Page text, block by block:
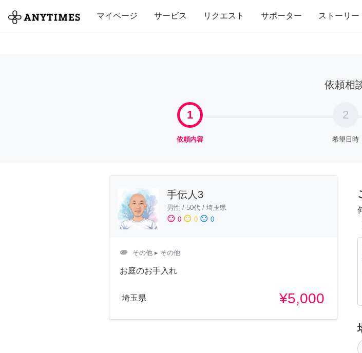
マイページ サービス リクエスト サポーター ストーリー
全て 修理・組立 家事 引っ越し インテリア 趣味・習い事
依頼相
1
依頼内容
2
希望日時
手伝人3
男性 / 50代 / 埼玉県
sentiment_satisfied 0 sentiment_neutral 0 sentiment_dissatisfied 0
attachment その他 ▸ その他
お庭のお手入れ
埼玉県 ¥5,000